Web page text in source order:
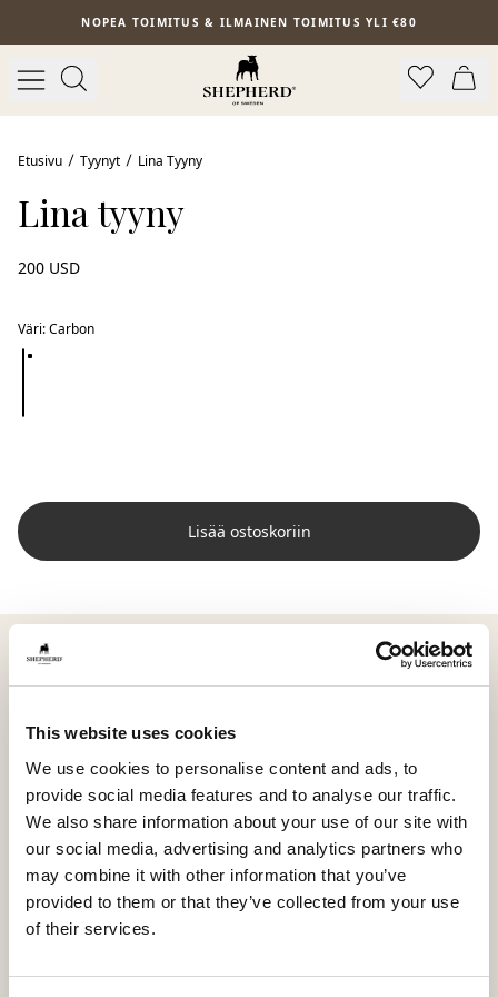
This website uses cookies
We use cookies to personalise content and ads, to
provide social media features and to analyse our traffic.
We also share information about your use of our site with
our social media, advertising and analytics partners who
may combine it with other information that you’ve
provided to them or that they’ve collected from your use
of their services.
Siirry pääsisältöönNOPEA TOIMITUS & ILMAINEN TOIMITUS YLI €80
Etusivu Tyynyt Lina Tyyny
Lina tyyny
200 USD
Väri:Carbon
Lisää ostoskoriin
Shepherd Lina on tyyny, jossa kohtaavat kaksi
luonnonmateriaalia: pehmeä lyhytkarvainen
taustapuolella. Yhdistelmä luo harmonisen kontrastin
sekä tuntumassa että ilmeessä, kun sileä pinta kohtaa
strukturoidumman materiaalin.
Kokonsa (60 x 40 cm) ansiosta Lina toimii luonnollisena
tukena sohvalla tai sängyssä, ja se sopii erinomaisesti
nojailuun tai pehmeäksi kerrokseksi harkittuun
sisustukseen.
tekevät jokaisesta tyynystä uniikin, ja luonnolliset väri-